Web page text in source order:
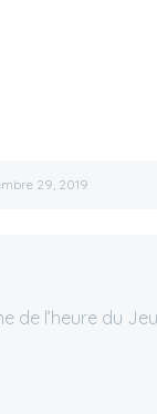
29, 2019
de l’heure du